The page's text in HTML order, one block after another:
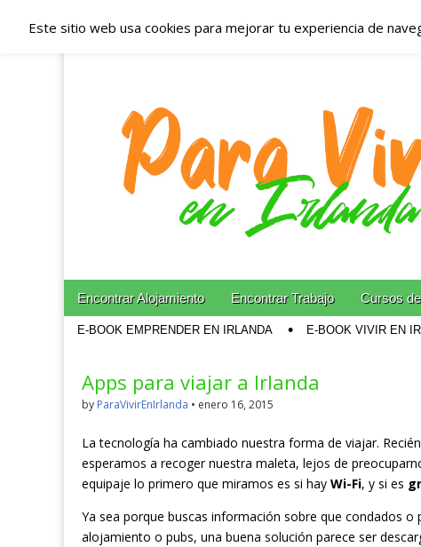
Españoles en
Irlanda –
Blog dedicado a los que viven, estudian y trabajan en
Main menu
Skip to content
Encontrar Alojamiento Encontrar Trabajo Cursos
E-BOOK EMPRENDER EN IRLANDA E-BOOK VIVIR EN
Apps para viajar a Irlanda
by ParaVivirEnIrlanda • enero 16, 2015
La tecnología ha cambiado nuestra forma de viajar.
esperamos a recoger nuestra maleta, lejos de
equipaje lo primero que miramos es si hay Wi-Fi, y si es
Ya sea porque buscas información sobre que condados
alojamiento o pubs, una buena solución parece ser
Este sitio web usa cookies para mejorar tu experiencia de